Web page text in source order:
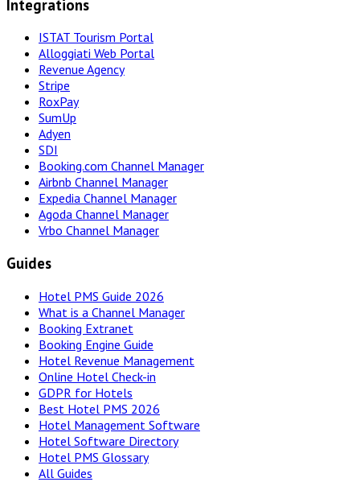
Integrations
ISTAT Tourism Portal
Alloggiati Web Portal
Revenue Agency
Stripe
RoxPay
SumUp
Adyen
SDI
Booking.com Channel Manager
Airbnb Channel Manager
Expedia Channel Manager
Agoda Channel Manager
Vrbo Channel Manager
Guides
Hotel PMS Guide 2026
What is a Channel Manager
Booking Extranet
Booking Engine Guide
Hotel Revenue Management
Online Hotel Check-in
GDPR for Hotels
Best Hotel PMS 2026
Hotel Management Software
Hotel Software Directory
Hotel PMS Glossary
All Guides